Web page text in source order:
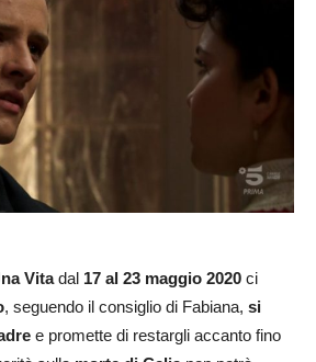
Vitadal 17 al 23 maggio 2020 ci
, seguendo il consiglio di Fabiana, si
e promette di restargli accanto fino